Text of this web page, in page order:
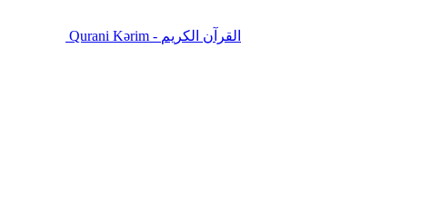
Qurani Kərim - القرآن الكريم